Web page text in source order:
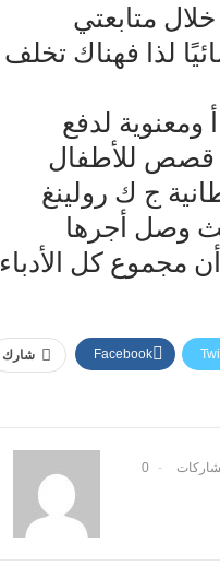
متابعتي
لذا فهناك تخلف
لدفع
قصص للأطفال
ج ك رولينغ
وصل أجرها
من كتبها أن مجموع كل الأدباء
شارك Facebook
0